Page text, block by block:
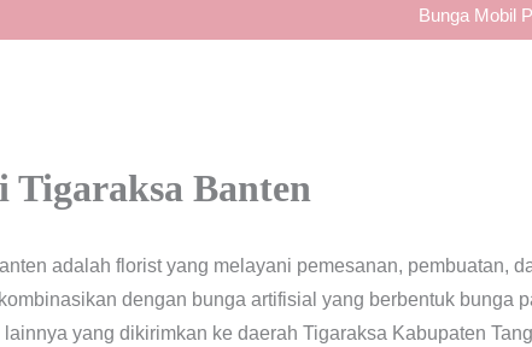
Bunga Mobil
Tigaraksa Banten
adalah florist yang melayani pemesanan, pembuatan,
dengan bunga artifisial yang berbentuk bunga
yang dikirimkan ke daerah Tigaraksa Kabupaten